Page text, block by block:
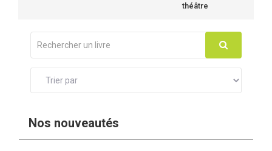
théâtre
Nos nouveautés